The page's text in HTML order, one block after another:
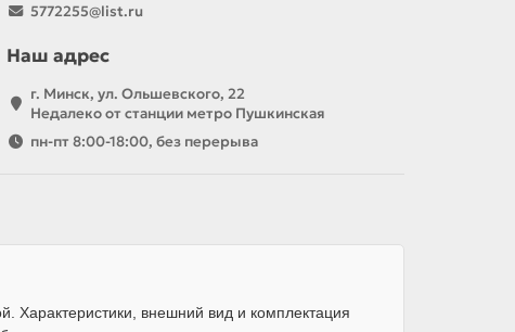
5772255@list.ru
Наш адрес
г. Минск, ул. Ольшевского, 22
Недалеко от станции метро Пушкинская
пн-пт 8:00-18:00, без перерыва
Характеристики, внешний вид и комплектация